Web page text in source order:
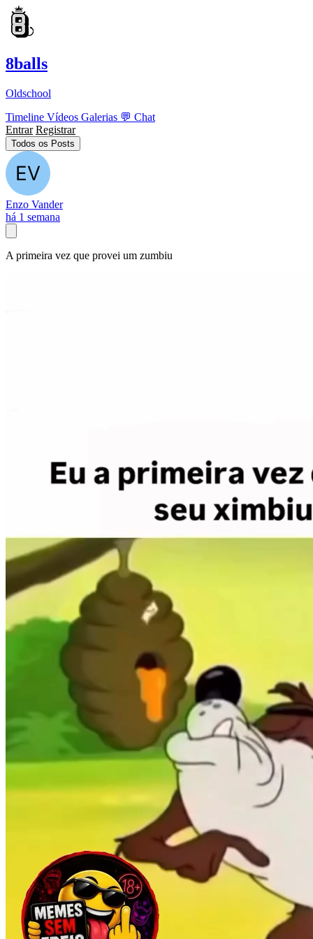
8balls
Oldschool
Timeline Vídeos Galerias 💬 Chat
Entrar Registrar
Todos os Posts
Enzo Vander
há 1 semana
A primeira vez que provei um zumbiu